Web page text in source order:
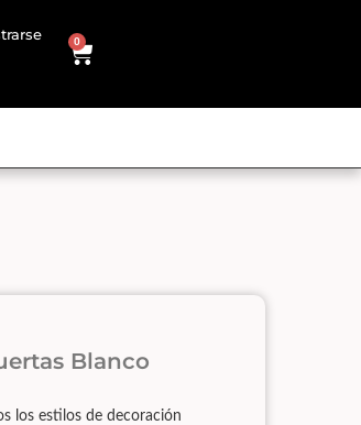
0
Blanco
los estilos de decoración